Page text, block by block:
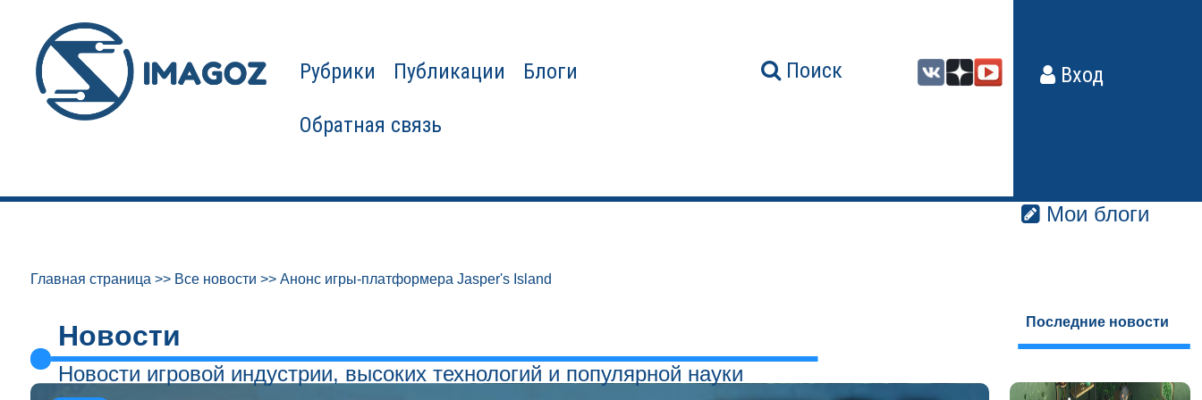
Рубрики Публикации Блоги
Обратная связь
Поиск Вход
Мои блоги
Главная страница >> Все новости >> Анонс игры-платформера Jasper's Island
Новости
Новости игровой индустрии, высоких технологий и популярной науки
Последние новости